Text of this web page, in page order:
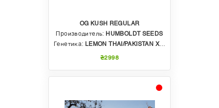
OG KUSH REGULAR
Производитель: HUMBOLDT SEEDS
Генетика: LEMON THAI/PAKISTAN X CHEMDAWG
₴2998